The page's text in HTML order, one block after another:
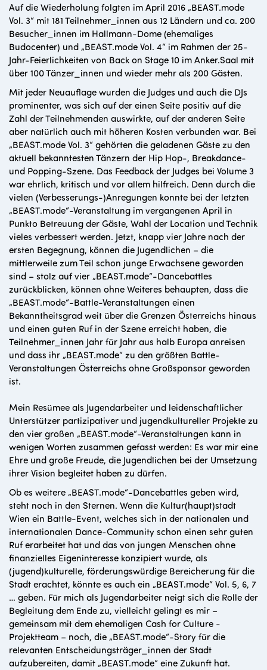
Auf die Wiederholung folgten im April 2016 „BEAST.mode
Vol. 3“ mit 181 Teilnehmer_innen aus 12 Ländern und ca. 200
Besucher_innen im Hallmann-Dome (ehemaliges
Budocenter) und „BEAST.mode Vol. 4“ im Rahmen der 25-
Jahr-Feierlichkeiten von Back on Stage 10 im Anker.Saal mit
über 100 Tänzer_innen und wieder mehr als 200 Gästen.
Mit jeder Neuauflage wurden die Judges und auch die DJs
prominenter, was sich auf der einen Seite positiv auf die
Zahl der Teilnehmenden auswirkte, auf der anderen Seite
aber natürlich auch mit höheren Kosten verbunden war. Bei
„BEAST.mode Vol. 3“ gehörten die geladenen Gäste zu den
aktuell bekanntesten Tänzern der Hip Hop-, Breakdance-
und Popping-Szene. Das Feedback der Judges bei Volume 3
war ehrlich, kritisch und vor allem hilfreich. Denn durch die
vielen (Verbesserungs-)Anregungen konnte bei der letzten
„BEAST.mode“-Veranstaltung im vergangenen April in
Punkto Betreuung der Gäste, Wahl der Location und Technik
vieles verbessert werden. Jetzt, knapp vier Jahre nach der
ersten Begegnung, können die Jugendlichen – die
mittlerweile zum Teil schon junge Erwachsene geworden
sind – stolz auf vier „BEAST.mode“-Dancebattles
zurückblicken, können ohne Weiteres behaupten, dass die
„BEAST.mode“-Battle-Veranstaltungen einen
Bekanntheitsgrad weit über die Grenzen Österreichs hinaus
und einen guten Ruf in der Szene erreicht haben, die
Teilnehmer_innen Jahr für Jahr aus halb Europa anreisen
und dass ihr „BEAST.mode“ zu den größten Battle-
Veranstaltungen Österreichs ohne Großsponsor geworden
ist.
Mein Resümee als Jugendarbeiter und leidenschaftlicher
Unterstützer partizipativer und jugendkultureller Projekte zu
den vier großen „BEAST.mode“-Veranstaltungen kann in
wenigen Worten zusammen gefasst werden: Es war mir eine
Ehre und große Freude, die Jugendlichen bei der Umsetzung
ihrer Vision begleitet haben zu dürfen.
Ob es weitere „BEAST.mode“-Dancebattles geben wird,
steht noch in den Sternen. Wenn die Kultur(haupt)stadt
Wien ein Battle-Event, welches sich in der nationalen und
internationalen Dance-Community schon einen sehr guten
Ruf erarbeitet hat und das von jungen Menschen ohne
finanzielles Eigeninteresse konzipiert wurde, als
(jugend)kulturelle, förderungswürdige Bereicherung für die
Stadt erachtet, könnte es auch ein „BEAST.mode“ Vol. 5, 6, 7
… geben. Für mich als Jugendarbeiter neigt sich die Rolle der
Begleitung dem Ende zu, vielleicht gelingt es mir –
gemeinsam mit dem ehemaligen Cash for Culture -
Projektteam – noch, die „BEAST.mode“-Story für die
relevanten Entscheidungsträger_innen der Stadt
aufzubereiten, damit „BEAST.mode“ eine Zukunft hat.